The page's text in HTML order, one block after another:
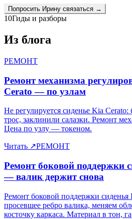
Попросить Ирину связаться →
10Гиды и разборы
Из блога
РЕМОНТ
Ремонт механизма
Cerato — по узлам
Не регулируется сиденье Kia Cerato:
трос, заклинили салазки. Ремонт
Цена по узлу — токеном.
Читать ↗РЕМОНТ
Ремонт боковой поддержки
— валик держит снова
Ремонт боковой поддержки
просевшее ребро валика, меняем
косточку каркаса. Материал в тон,